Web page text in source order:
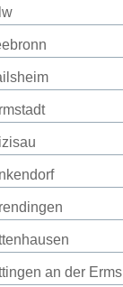
an der Erms